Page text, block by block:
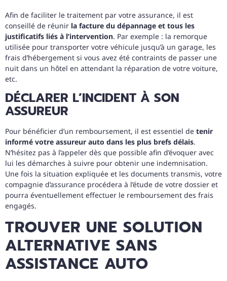
Afin de faciliter le traitement par votre assurance, il est
conseillé de réunir la facture du dépannage et tous les
justificatifs liés à l’intervention. Par exemple : la remorque
utilisée pour transporter votre véhicule jusqu’à un garage, les
frais d’hébergement si vous avez été contraints de passer une
nuit dans un hôtel en attendant la réparation de votre voiture,
etc.
DÉCLARER L’INCIDENT À SON
ASSUREUR
Pour bénéficier d’un remboursement, il est essentiel de tenir
informé votre assureur auto dans les plus brefs délais.
N’hésitez pas à l’appeler dès que possible afin d’évoquer avec
lui les démarches à suivre pour obtenir une indemnisation.
Une fois la situation expliquée et les documents transmis, votre
compagnie d’assurance procédera à l’étude de votre dossier et
pourra éventuellement effectuer le remboursement des frais
engagés.
TROUVER UNE SOLUTION
ALTERNATIVE SANS
ASSISTANCE AUTO